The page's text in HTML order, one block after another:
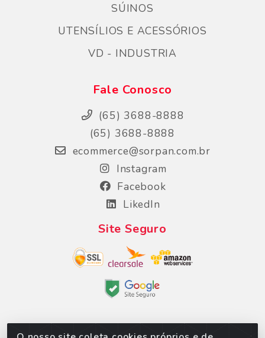
SÚINOS
UTENSÍLIOS E ACESSÓRIOS
VD - INDUSTRIA
Fale Conosco
(65) 3688-8888
(65) 3688-8888
ecommerce@sorpan.com.br
Instagram
Facebook
LikedIn
Site Seguro